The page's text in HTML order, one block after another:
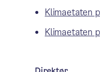
Klimaetaten
Klimaetaten